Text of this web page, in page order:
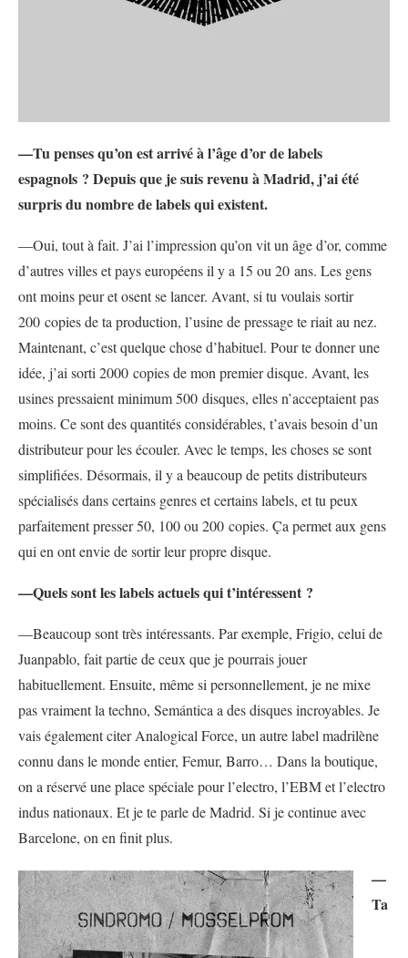
—Tu penses qu’on est arrivé à l’âge d’or de labels
espagnols ? Depuis que je suis revenu à Madrid, j’ai été
surpris du nombre de labels qui existent.
—Oui, tout à fait. J’ai l’impression qu’on vit un âge d’or, comme
d’autres villes et pays européens il y a 15 ou 20 ans. Les gens
ont moins peur et osent se lancer. Avant, si tu voulais sortir
200 copies de ta production, l’usine de pressage te riait au nez.
Maintenant, c’est quelque chose d’habituel. Pour te donner une
idée, j’ai sorti 2000 copies de mon premier disque. Avant, les
usines pressaient minimum 500 disques, elles n’acceptaient pas
moins. Ce sont des quantités considérables, t’avais besoin d’un
distributeur pour les écouler. Avec le temps, les choses se sont
simplifiées. Désormais, il y a beaucoup de petits distributeurs
spécialisés dans certains genres et certains labels, et tu peux
parfaitement presser 50, 100 ou 200 copies. Ça permet aux gens
qui en ont envie de sortir leur propre disque.
—Quels sont les labels actuels qui t’intéressent ?
—Beaucoup sont très intéressants. Par exemple, Frigio, celui de
Juanpablo, fait partie de ceux que je pourrais jouer
habituellement. Ensuite, même si personnellement, je ne mixe
pas vraiment la techno, Semántica a des disques incroyables. Je
vais également citer Analogical Force, un autre label madrilène
connu dans le monde entier, Femur, Barro… Dans la boutique,
on a réservé une place spéciale pour l’electro, l’EBM et l’electro
indus nationaux. Et je te parle de Madrid. Si je continue avec
Barcelone, on en finit plus.
—
Ta